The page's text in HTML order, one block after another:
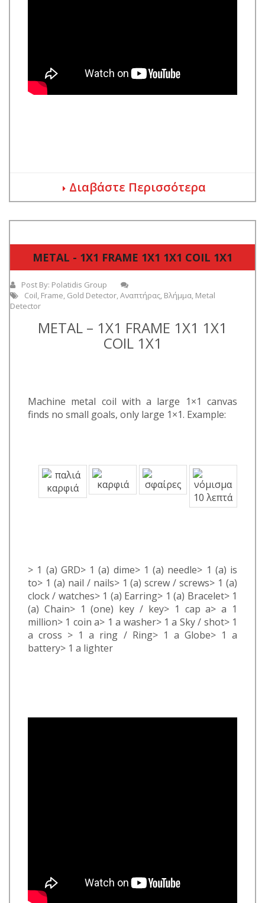
Διαβάστε Περισσότερα
METAL - 1Χ1 FRAME 1Χ1 1Χ1 COIL 1Χ1
Post By: Polatidis Group
Coil, Frame, Gold Detector,Αναπτήρας, Βλήμμα, Metal
Detector
METAL – 1Χ1 FRAME 1Χ1 1Χ1
COIL 1Χ1
Machine metal coil with a large 1×1 canvas
finds no small goals, only large 1×1. Example:
> 1 (a) GRD> 1 (a) dime> 1 (a) needle> 1 (a) is
to> 1 (a) nail / nails> 1 (a) screw / screws> 1 (a)
clock / watches> 1 (a) Earring> 1 (a) Bracelet> 1
(a) Chain> 1 (one) key / key> 1 cap a> a 1
million> 1 coin a> 1 a washer> 1 a Sky / shot> 1
a cross > 1 a ring / Ring> 1 a Globe> 1 a
battery> 1 a lighter